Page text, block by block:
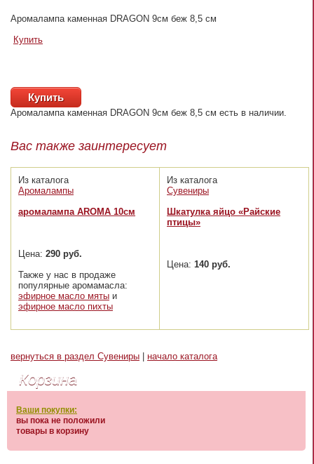
Аромалампа каменная DRAGON 9см беж 8,5 см
Купить
Купить
Аромалампа каменная DRAGON 9см беж 8,5 см есть в наличии.
Вас также заинтересует
Из каталога
Аромалампы
аромалампа AROMA 10см
Цена: 290 руб.
Также у нас в продаже
популярные аромамасла:
эфирное масло мяты и
эфирное масло пихты
Из каталога
Сувениры
Шкатулка яйцо «Райские
птицы»
Цена: 140 руб.
вернуться в раздел Сувениры начало каталога
Корзина
Ваши покупки:
вы пока не положили
товары в корзину